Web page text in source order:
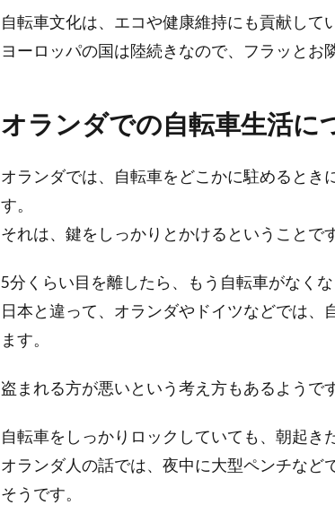
自転車文化は、エコや健康維持にも貢献して
ヨーロッパの国は陸続きなので、フラッとお
オランダでの自転車生活に
オランダでは、自転車をどこかに駐めるとき
す。
それは、鍵をしっかりとかけるということです
5分くらい目を離したら、もう自転車がなく
日本と違って、オランダやドイツなどでは
ます。
盗まれる方が悪いという考え方もあるようです
自転車をしっかりロックしていても、朝起き
オランダ人の話では、夜中に大型ペンチなど
そうです。